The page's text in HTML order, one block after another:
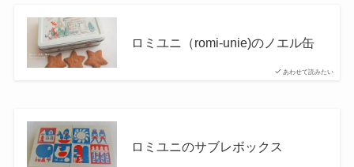
あわせて読みたい
ロミユニ（romi-unie)のノエル缶
ロミユニのサブレボックス